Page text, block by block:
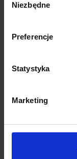
zgody
Niezbędne
Preferencje
Statystyka
Marketing